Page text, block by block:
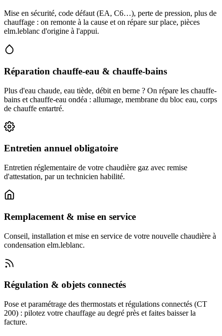
Mise en sécurité, code défaut (EA, C6…), perte de pression, plus de
chauffage : on remonte à la cause et on répare sur place, pièces
elm.leblanc d'origine à l'appui.
Réparation chauffe-eau & chauffe-bains
Plus d'eau chaude, eau tiède, débit en berne ? On répare les chauffe-
bains et chauffe-eau ondéa : allumage, membrane du bloc eau, corps
de chauffe entartré.
Entretien annuel obligatoire
Entretien réglementaire de votre chaudière gaz avec remise
d'attestation, par un technicien habilité.
Remplacement & mise en service
Conseil, installation et mise en service de votre nouvelle chaudière à
condensation elm.leblanc.
Régulation & objets connectés
Pose et paramétrage des thermostats et régulations connectés (CT
200) : pilotez votre chauffage au degré près et faites baisser la
facture.